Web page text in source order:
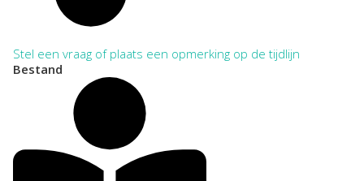
Stel een vraag of plaats een opmerking op de tijdlijn
Bestand